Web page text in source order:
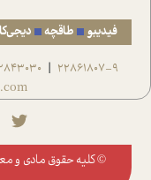
فیدیبو طاقچه
22861807-9
|
© کلیه حقوق مادی و